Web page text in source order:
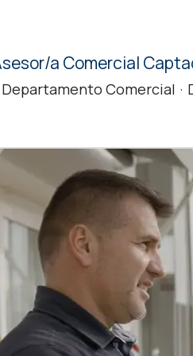
a Comercial
Departamento Comercial ·